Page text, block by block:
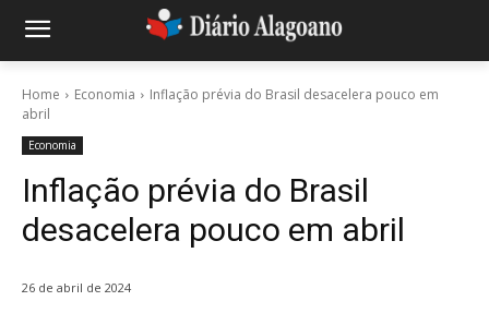
Home Economia
Inflação prévia do Brasil desacelera pouco em
abril
Economia
Inflação prévia do Brasil
desacelera pouco em abril
26 de abril de 2024